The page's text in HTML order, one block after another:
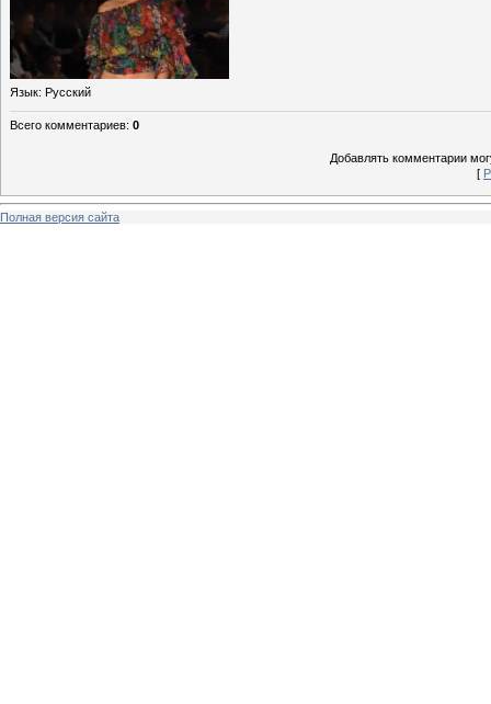
Язык: Русский
Всего комментариев: 0
Добавлять комментарии
[
Полная версия сайта